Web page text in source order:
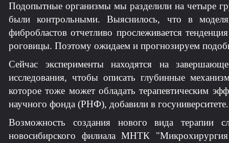
Подопытные организмы мы разделили на четыре
были контрольными. Выяснилось, что в
фибробластов отчетливо прослеживается
роговицы. Поэтому ожидаем и прогнозируем
Сейчас эксперименты находятся на
исследования, чтобы описать глубинные
которое тоже может обладать терапевтическим
научного фонда (РНФ), добавили в госуниверситете.
Возможность создания нового вида терапии
новосибирского филиала МНТК